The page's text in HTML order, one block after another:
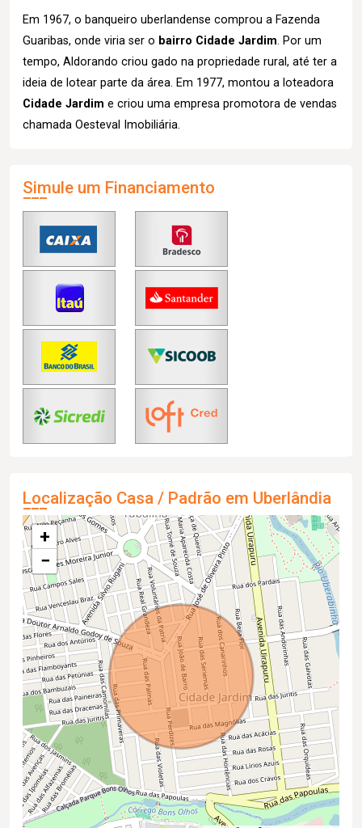
Em 1967, o banqueiro uberlandense comprou a Fazenda
Guaribas, onde viria ser o bairro Cidade Jardim. Por um
tempo, Aldorando criou gado na propriedade rural, até ter a
ideia de lotear parte da área. Em 1977, montou a loteadora
Cidade Jardim e criou uma empresa promotora de vendas
chamada Oesteval Imobiliária.
Simule um Financiamento
Localização Casa / Padrão em Uberlândia
+
−